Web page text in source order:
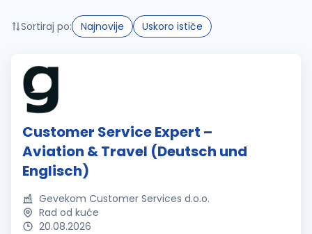
Sortiraj po: Najnovije Uskoro ističe
Customer Service Expert –
Aviation & Travel (Deutsch und
Englisch)
Gevekom Customer Services d.o.o.
Rad od kuće
20.08.2026